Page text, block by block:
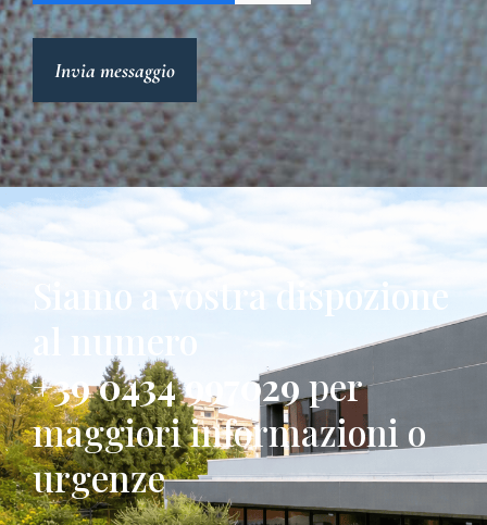
Invia messaggio
Siamo a vostra dispozione
al numero
+39 0434 997029per
maggiori informazioni o
urgenze